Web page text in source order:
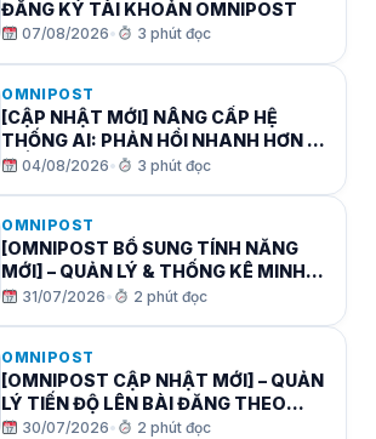
ĐĂNG KÝ TÀI KHOẢN OMNIPOST
07/08/2026• 3 phút đọc
OMNIPOST
[CẬP NHẬT MỚI] NÂNG CẤP HỆ
THỐNG AI: PHẢN HỒI NHANH HƠN –
TIẾT KIỆM TỚI 70% TOKEN AI!
04/08/2026• 3 phút đọc
OMNIPOST
[OMNIPOST BỔ SUNG TÍNH NĂNG
MỚI] – QUẢN LÝ & THỐNG KÊ MINH
BẠCH LƯỢNG TOKEN AI TRÊN
31/07/2026• 2 phút đọc
OMNIPOST
[OMNIPOST CẬP NHẬT MỚI] – QUẢN
LÝ TIẾN ĐỘ LÊN BÀI ĐĂNG THEO
TỪNG KÊNH
30/07/2026• 2 phút đọc